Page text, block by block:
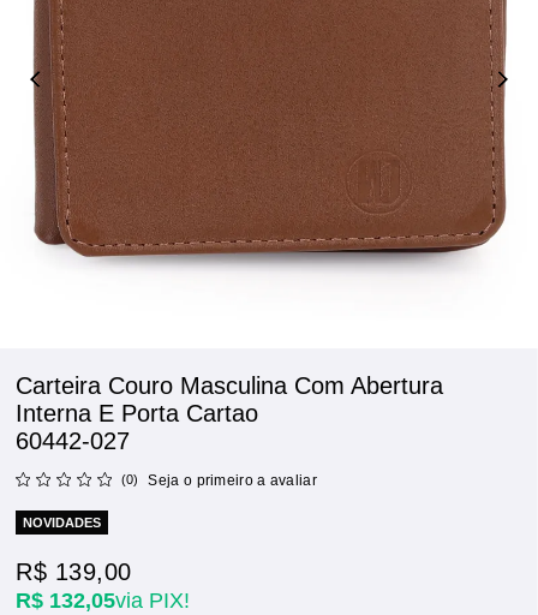
Carteira Couro Masculina Com Abertura
Interna E Porta Cartao
60442-027
(0) Seja o primeiro a avaliar
NOVIDADES
R$ 132,05via PIX!
R$ 139,00